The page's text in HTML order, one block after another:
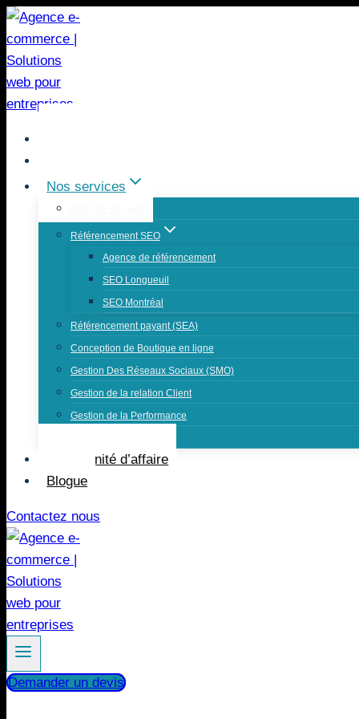
Nos services
Référencement SEO
Agence de référencement
SEO Longueuil
SEO Montréal
Référencement payant (SEA)
Conception de Boutique en ligne
Gestion Des Réseaux Sociaux (SMO)
Gestion de la relation Client
Gestion de la Performance
Opportunité d’affaire
Blogue
Contactez nous
Demander un devis